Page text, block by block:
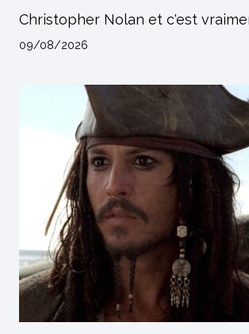
Christopher Nolan et c'est
09/08/2026